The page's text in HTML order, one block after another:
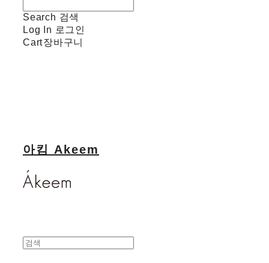
Search 검색
Log In 로그인
Cart장바구니
아킴 Akeem